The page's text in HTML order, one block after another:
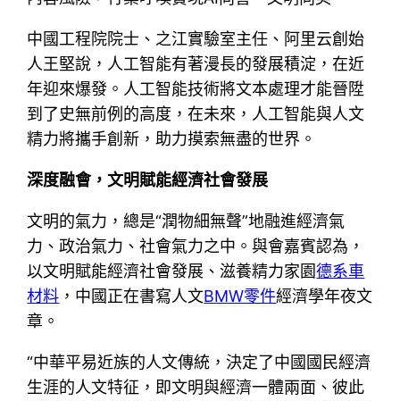
中國工程院院士、之江實驗室主任、阿里云創始
人王堅說，人工智能有著漫長的發展積淀，在近
年迎來爆發。人工智能技術將文本處理才能晉陞
到了史無前例的高度，在未來，人工智能與人文
精力將攜手創新，助力摸索無盡的世界。
深度融會，文明賦能經濟社會發展
文明的氣力，總是“潤物細無聲”地融進經濟氣
力、政治氣力、社會氣力之中。與會嘉賓認為，
以文明賦能經濟社會發展、滋養精力家園德系車
材料 ，中國正在書寫人文BMW零件經濟學年夜文
章。
“中華平易近族的人文傳統，決定了中國國民經濟
生涯的人文特征，即文明與經濟一體兩面、彼此